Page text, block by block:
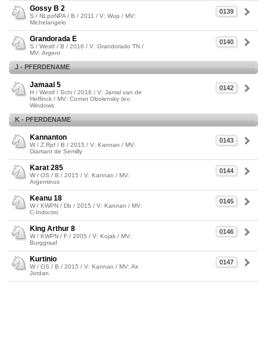
0139
Gossy B 2
S / NLpoNPA / B / 2011 / V: Wup / MV:
Michelangelo
0140
Grandorada E
S / Westf / B / 2016 / V: Grandorado TN /
MV: Argent
J - PFERDENAME
0142
Jamaal 5
H / Westf / Schi / 2016 / V: Jamal van de
Heffinck / MV: Cornet Obolensky (ex:
Windows
K - PFERDENAME
0143
Kannanton
W / Z.Rpf / B / 2015 / V: Kannan / MV:
Diamant de Semilly
0144
Karat 285
W / OS / B / 2015 / V: Kannan / MV:
Argentinus
0145
Keanu 18
W / KWPN / Db / 2015 / V: Kannan / MV:
C-Indoctro
0146
King Arthur 8
W / KWPN / F / 2005 / V: Kojak / MV:
Burggraaf
0147
Kurtinio
W / OS / B / 2015 / V: Kannan / MV: Air
Jordan